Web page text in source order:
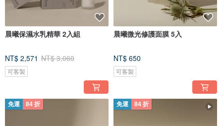
晨曦保濕水乳精華 2入組
NT$ 2,571 NT$ 3,060
可客製
晨曦微光修護面膜 5入
NT$ 650
可客製
免運 84 折 免運 84 折